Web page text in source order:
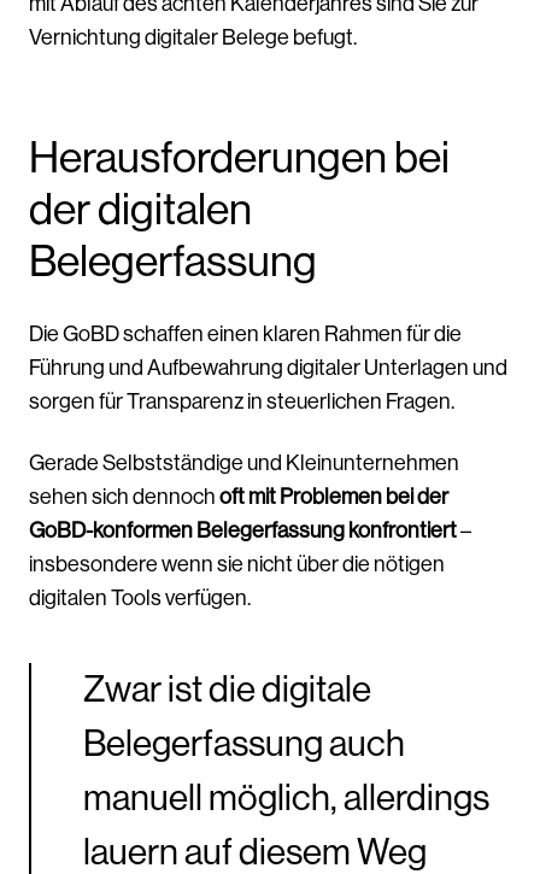
Vernichtung digitaler Belege befugt.
Herausforderungen bei
der digitalen
Belegerfassung
Die GoBD schaffen einen klaren Rahmen für die
Führung und Aufbewahrung digitaler Unterlagen und
sorgen für Transparenz in steuerlichen Fragen.
Gerade Selbstständige und Kleinunternehmen
sehen sich dennoch oft mit Problemen bei der
GoBD-konformen Belegerfassung konfrontiert–
insbesondere wenn sie nicht über die nötigen
digitalen Tools verfügen.
Zwar ist die digitale
Belegerfassung auch
manuell möglich, allerdings
lauern auf diesem Weg